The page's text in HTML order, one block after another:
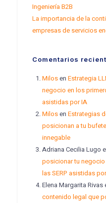
Ingeniería B2B
La importancia de la
empresas de servicios
Comentarios
Milosen Estrategia
negocio en los
asistidas por IA
Milosen Estrategias
posicionan a tu
innegable
Adriana Cecilia Lugo
posicionar tu
las SERP asistidas
Elena Margarita Rivas
contenido legal que